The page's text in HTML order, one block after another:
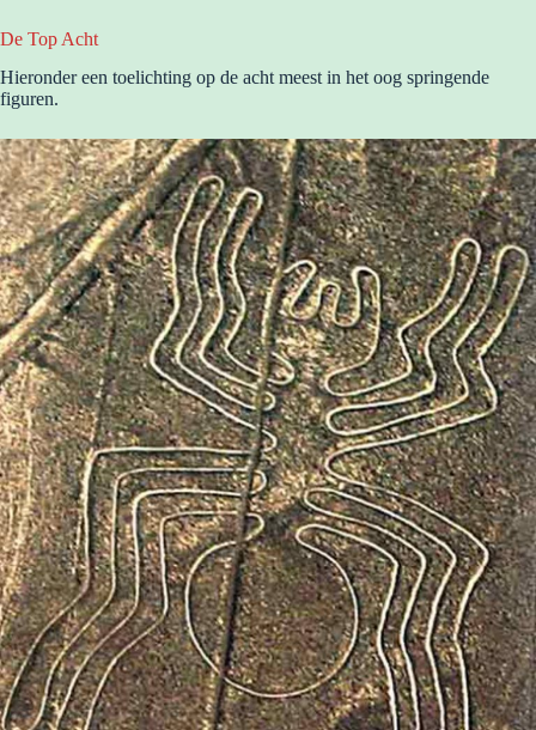
De Top Acht
Hieronder een toelichting op de acht meest in het oog springende
figuren.